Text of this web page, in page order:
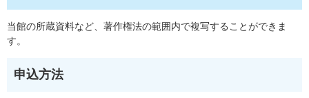
当館の所蔵資料など、著作権法の範囲内で複写することができま
す。
申込方法